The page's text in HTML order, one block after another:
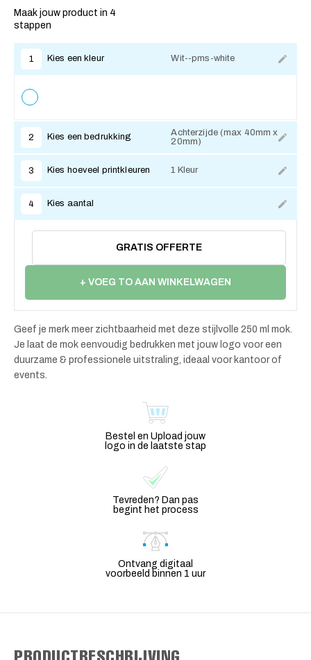
Maak jouw product in 4
stappen
1 Kies een kleur Wit--pms-white
2 Kies een bedrukking
Achterzijde (max 40mm x
20mm)
3 Kies hoeveel printkleuren 1 Kleur
4 Kies aantal
GRATIS OFFERTE
+ VOEG TO AAN WINKELWAGEN
Geef je merk meer zichtbaarheid met deze stijlvolle 250 ml mok.
Je laat de mok eenvoudig bedrukken met jouw logo voor een
duurzame & professionele uitstraling, ideaal voor kantoor of
events.
Bestel en Upload jouw
logo in de laatste stap
Tevreden? Dan pas
begint het process
Ontvang digitaal
voorbeeld binnen 1 uur